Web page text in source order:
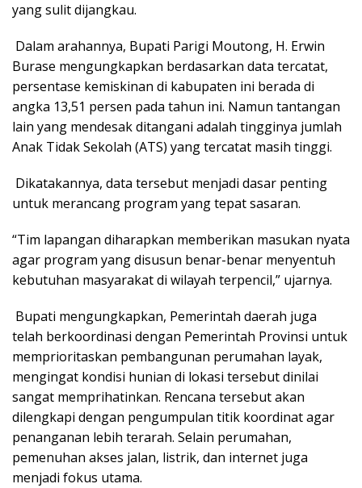
yang sulit dijangkau.
Dalam arahannya, Bupati Parigi Moutong, H. Erwin
Burase mengungkapkan berdasarkan data tercatat,
persentase kemiskinan di kabupaten ini berada di
angka 13,51 persen pada tahun ini. Namun tantangan
lain yang mendesak ditangani adalah tingginya jumlah
Anak Tidak Sekolah (ATS) yang tercatat masih tinggi.
Dikatakannya, data tersebut menjadi dasar penting
untuk merancang program yang tepat sasaran.
“Tim lapangan diharapkan memberikan masukan nyata
agar program yang disusun benar-benar menyentuh
kebutuhan masyarakat di wilayah terpencil,” ujarnya.
Bupati mengungkapkan, Pemerintah daerah juga
telah berkoordinasi dengan Pemerintah Provinsi untuk
memprioritaskan pembangunan perumahan layak,
mengingat kondisi hunian di lokasi tersebut dinilai
sangat memprihatinkan. Rencana tersebut akan
dilengkapi dengan pengumpulan titik koordinat agar
penanganan lebih terarah. Selain perumahan,
pemenuhan akses jalan, listrik, dan internet juga
menjadi fokus utama.